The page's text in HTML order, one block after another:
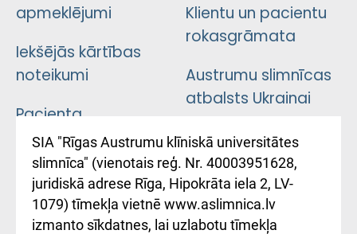
apmeklējumi
Iekšējās kārtības
noteikumi
Pacienta
atsauksmju/sūdzību
iesniegšanas
kārtība
Kā pie mums nokļūt
Klientu un pacientu
rokasgrāmata
Austrumu slimnīcas
atbalsts Ukrainai
Підтримка Східної
лікарні та співпраця з
Україною
SIA "Rīgas Austrumu klīniskā universitātes
slimnīca" (vienotais reģ. Nr. 40003951628,
juridiskā adrese Rīga, Hipokrāta iela 2, LV-
1079) tīmekļa vietnē www.aslimnica.lv
izmanto sīkdatnes, lai uzlabotu tīmekļa